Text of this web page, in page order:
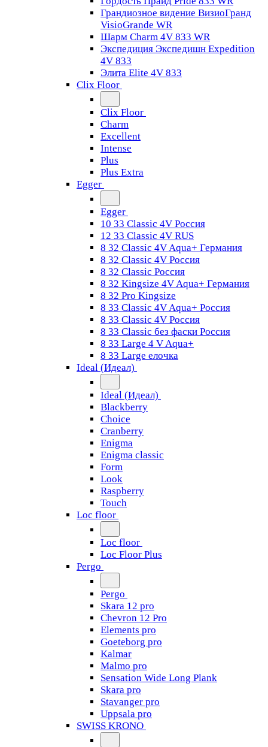
Грандиозное видение ВизиоГранд
VisioGrande WR
Шарм Charm 4V 833 WR
Экспедиция Экспедишн Expedition
4V 833
Элита Elite 4V 833
Clix Floor
Clix Floor
Charm
Excellent
Intense
Plus
Plus Extra
Egger
Egger
10 33 Classic 4V Россия
12 33 Classic 4V RUS
8 32 Classic 4V Aqua+ Германия
8 32 Classic 4V Россия
8 32 Classic Россия
8 32 Kingsize 4V Aqua+ Германия
8 32 Pro Kingsize
8 33 Classic 4V Aqua+ Россия
8 33 Classic 4V Россия
8 33 Classic без фаски Россия
8 33 Large 4 V Aqua+
8 33 Large елочка
Ideal (Идеал)
Ideal (Идеал)
Blackberry
Choice
Cranberry
Enigma
Enigma classic
Form
Look
Raspberry
Touch
Loc floor
Loc floor
Loc Floor Plus
Pergo
Pergo
Skara 12 pro
Chevron 12 Pro
Elements pro
Goeteborg pro
Kalmar
Malmo pro
Sensation Wide Long Plank
Skara pro
Stavanger pro
Uppsala pro
SWISS KRONO